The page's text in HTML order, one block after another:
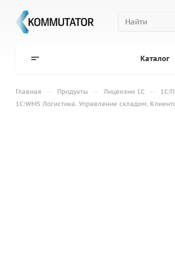
Каталог
Главная — Продукты — Лицензии 1С —
1С:WMS Логистика. Управление складом.